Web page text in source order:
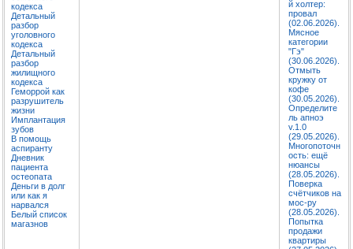
кодекса
Детальный
разбор
уголовного
кодекса
Детальный
разбор
жилищного
кодекса
Геморрой как
разрушитель
жизни
Имплантация
зубов
В помощь
аспиранту
Дневник
пациента
остеопата
Деньги в долг
или как я
нарвался
Белый список
магазнов
й холтер:
провал
(02.06.2026).
Мясное
категории
"Гэ"
(30.06.2026).
Отмыть
кружку от
кофе
(30.05.2026).
Определите
ль апноэ
v.1.0
(29.05.2026).
Многопоточн
ость: ещё
нюансы
(28.05.2026).
Поверка
счётчиков на
мос-ру
(28.05.2026).
Попытка
продажи
квартиры